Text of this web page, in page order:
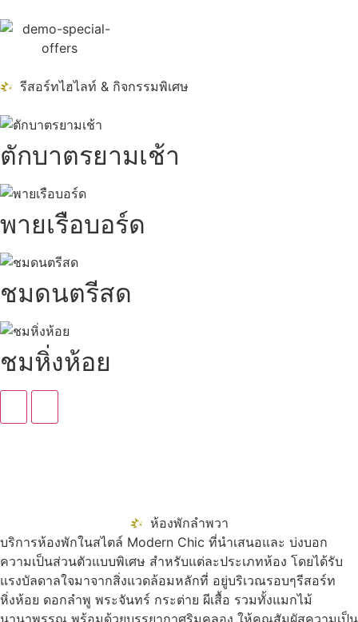
รีสอร์ทไฮไลท์ & กิจกรรมพิเศษ
ตักบาตรยามเช้า
พายเรือบอร์ด
ชมดนตรีสด
ชมหิ่งห้อย
ห้องพักลำพวา
บริการห้องพักในสไตล์ Modern Chic ที่นำเสนอและ บ่งบอก
ความเป็นส่วนตัวแบบพิเศษ สำหรับแต่ละประเภทห้อง โดยได้รับ
แรงบัลดาลใจมาจากสิ่งแวดล้อมหลักที่ อยู่บริเวณรอบๆรีสอร์ท
หิ่งห้อย ดอกลำพู พระจันทร์ กระต่าย ผีเสื้อ รวมทั้งแมกไม้